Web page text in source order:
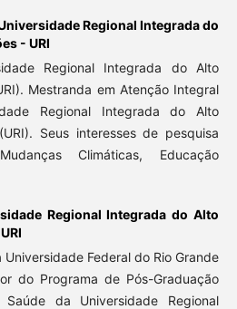
Regional Integrada do
- URI
Regional Integrada do Alto
Mestranda em Atenção Integral
Regional Integrada do Alto
Seus interesses de pesquisa
Climáticas, Educação
Regional Integrada do Alto
Federal do Rio Grande
do Programa de Pós-Graduação
da Universidade Regional